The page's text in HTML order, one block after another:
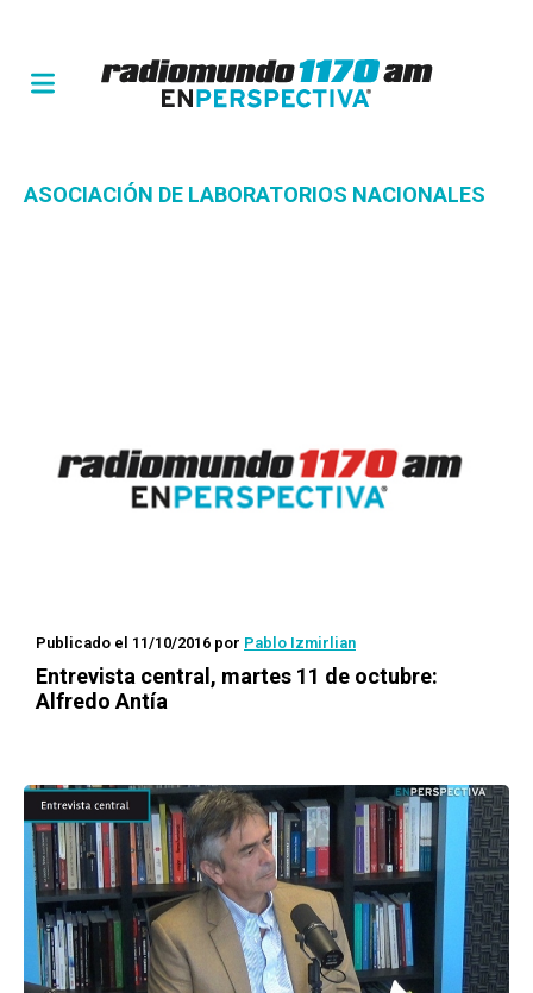
ASOCIACIÓN DE LABORATORIOS NACIONALES
Publicado el 11/10/2016 por Pablo Izmirlian
Entrevista central, martes 11 de octubre:
Alfredo Antía